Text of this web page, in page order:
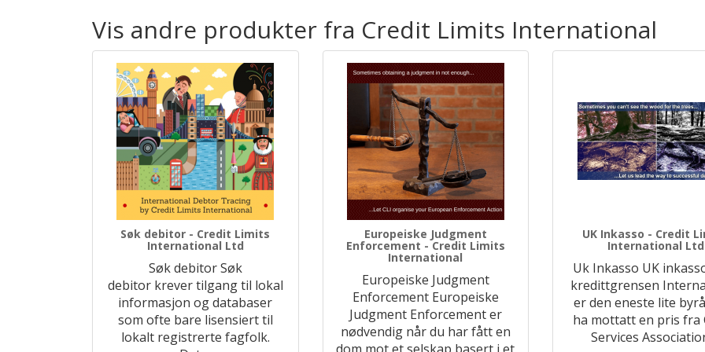
Vis andre produkter fra Credit Limits International
Søk debitor - Credit Limits
International Ltd
Søk debitor Søk
debitor krever tilgang til lokal
informasjon og databaser
som ofte bare lisensiert til
lokalt registrerte fagfolk.
Europeiske Judgment
Enforcement - Credit Limits
International
Europeiske Judgment
Enforcement Europeiske
Judgment Enforcement er
nødvendig når du har fått en
UK Inkasso - Credit
International Ltd
Uk Inkasso UK
kredittgrensen
er den eneste lite
ha mottatt en pris fra
Services